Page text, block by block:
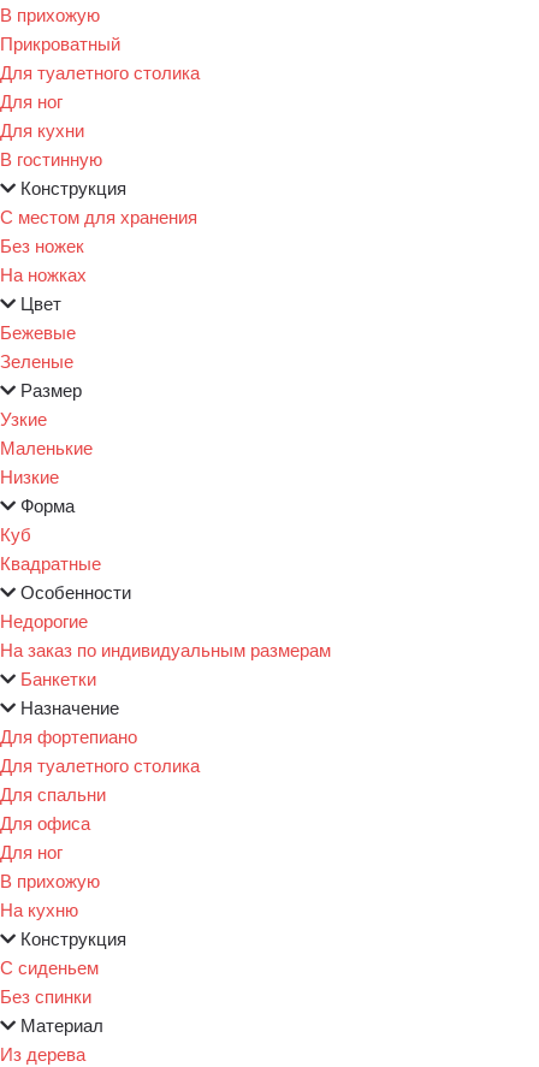
В прихожую
Прикроватный
Для туалетного столика
Для ног
Для кухни
В гостинную
Конструкция
С местом для хранения
Без ножек
На ножках
Цвет
Бежевые
Зеленые
Размер
Узкие
Маленькие
Низкие
Форма
Куб
Квадратные
Особенности
Недорогие
На заказ по индивидуальным размерам
Банкетки
Назначение
Для фортепиано
Для туалетного столика
Для спальни
Для офиса
Для ног
В прихожую
На кухню
Конструкция
С сиденьем
Без спинки
Материал
Из дерева